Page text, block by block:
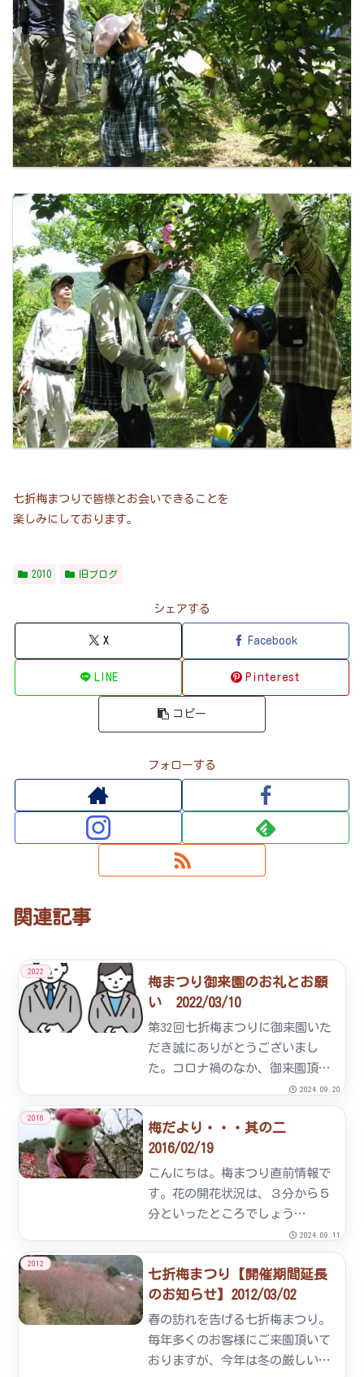
七折梅まつりで皆様とお会いできることを
楽しみにしております。
2010 旧ブログ
シェアする
X Facebook
LINE Pinterest
コピー
フォローする
関連記事
2022
梅まつり御来園のお礼とお願
い 2022/03/10
第32回七折梅まつりに御来園いた
だき誠にありがとうございまし
た。コロナ禍のなか、御来園頂い
た皆様には不安・ご心配があった
かと存じますが、おかげをもちま
して梅まつりを終えることができ
ました。次回はコロナが一日でも
早く終息へ向かい平穏な状況の
中...
2024.09.20
2016
梅だより・・・其の二
2016/02/19
こんにちは。梅まつり直前情報で
す。花の開花状況は、３分から５
分といったところでしょう
か・・・。この１週間、組合員総
出で準備に勤しんでまいりまし
た。今年は、駐車場の地面もこの
ようにアスファルトになりまし
た。また、梅園の中にあるイベン
ト広場も地...
2024.09.11
2012
七折梅まつり【開催期間延長
のお知らせ】2012/03/02
春の訪れを告げる七折梅まつり。
毎年多くのお客様にご来園頂いて
おりますが、今年は冬の厳しい寒